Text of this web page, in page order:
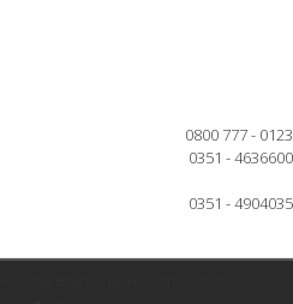
0800 777 - 0123
0351 - 4636600
0351 - 4904035